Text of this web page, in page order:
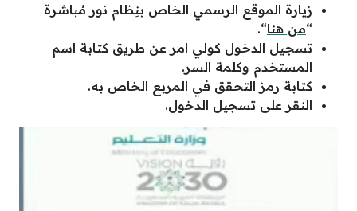
زيارة الموقع الرسمي الخاص بنِظام نور مُباشرة
“من هنا“.
تسجيل الدخول كولي امر عن طريق كتابة اسم
المستخدم وكلمة السر.
كتابة رمز التحقق في المربع الخاص به.
النقر على تسجيل الدخول.